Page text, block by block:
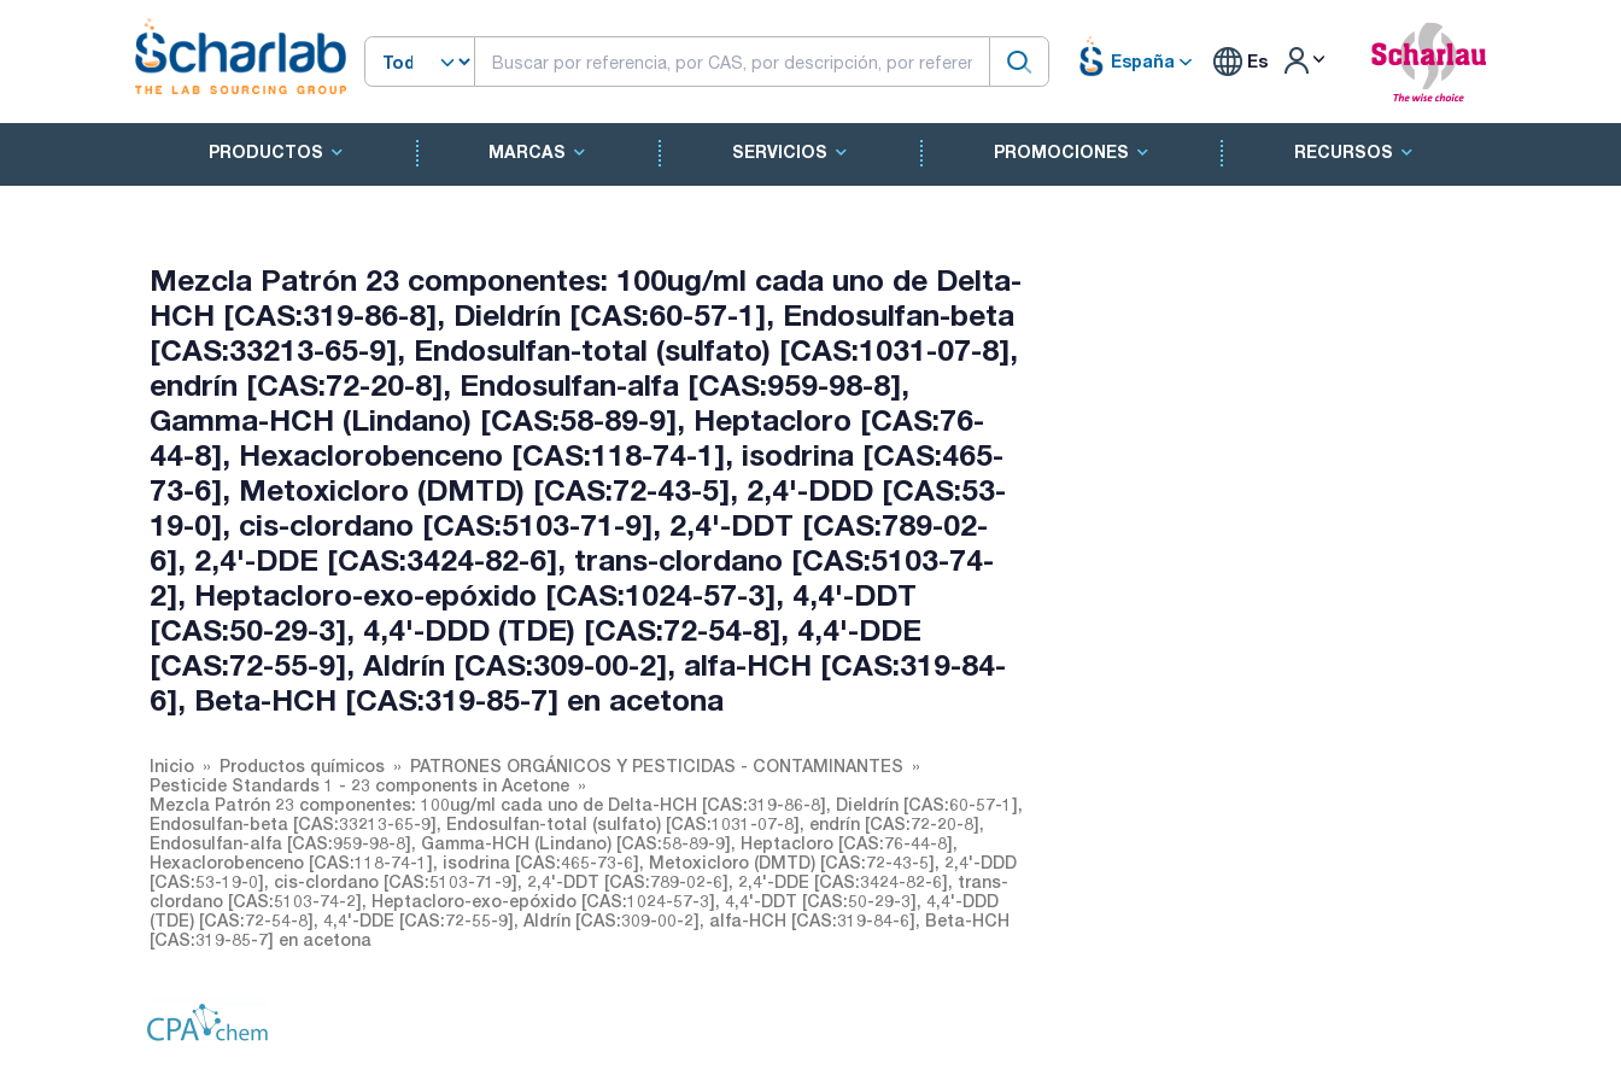
España Es
PRODUCTOS MARCAS SERVICIOS PROMOCIONES RECURSOS
Mezcla Patrón 23 componentes: 100ug/ml cada uno de Delta-
HCH [CAS:319-86-8], Dieldrín [CAS:60-57-1], Endosulfan-beta
[CAS:33213-65-9], Endosulfan-total (sulfato) [CAS:1031-07-8],
endrín [CAS:72-20-8], Endosulfan-alfa [CAS:959-98-8],
Gamma-HCH (Lindano) [CAS:58-89-9], Heptacloro [CAS:76-
44-8], Hexaclorobenceno [CAS:118-74-1], isodrina [CAS:465-
73-6], Metoxicloro (DMTD) [CAS:72-43-5], 2,4'-DDD [CAS:53-
19-0], cis-clordano [CAS:5103-71-9], 2,4'-DDT [CAS:789-02-
6], 2,4'-DDE [CAS:3424-82-6], trans-clordano [CAS:5103-74-
2], Heptacloro-exo-epóxido [CAS:1024-57-3], 4,4'-DDT
[CAS:50-29-3], 4,4'-DDD (TDE) [CAS:72-54-8], 4,4'-DDE
[CAS:72-55-9], Aldrín [CAS:309-00-2], alfa-HCH [CAS:319-84-
6], Beta-HCH [CAS:319-85-7] en acetona
Inicio Productos químicos
PATRONES ORGÁNICOS Y PESTICIDAS - CONTAMINANTES
Pesticide Standards 1 - 23 components in Acetone
Mezcla Patrón 23 componentes: 100ug/ml cada uno de Delta-HCH [CAS:319-86-8], Dieldrín [CAS:60-57-1],
Endosulfan-beta [CAS:33213-65-9], Endosulfan-total (sulfato) [CAS:1031-07-8], endrín [CAS:72-20-8],
Endosulfan-alfa [CAS:959-98-8], Gamma-HCH (Lindano) [CAS:58-89-9], Heptacloro [CAS:76-44-8],
Hexaclorobenceno [CAS:118-74-1], isodrina [CAS:465-73-6], Metoxicloro (DMTD) [CAS:72-43-5], 2,4'-DDD
[CAS:53-19-0], cis-clordano [CAS:5103-71-9], 2,4'-DDT [CAS:789-02-6], 2,4'-DDE [CAS:3424-82-6], trans-
clordano [CAS:5103-74-2], Heptacloro-exo-epóxido [CAS:1024-57-3], 4,4'-DDT [CAS:50-29-3], 4,4'-DDD
(TDE) [CAS:72-54-8], 4,4'-DDE [CAS:72-55-9], Aldrín [CAS:309-00-2], alfa-HCH [CAS:319-84-6], Beta-HCH
[CAS:319-85-7] en acetona